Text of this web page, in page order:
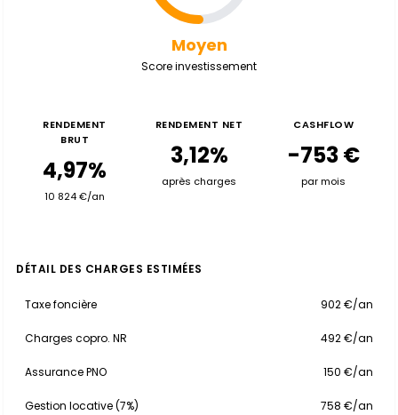
Moyen
Score investissement
RENDEMENT
BRUT
4,97%
10 824 €/an
RENDEMENT NET
3,12%
après charges
CASHFLOW
-753 €
par mois
DÉTAIL DES CHARGES ESTIMÉES
Taxe foncière 902 €/an
Charges copro. NR 492 €/an
Assurance PNO 150 €/an
Gestion locative (7%) 758 €/an